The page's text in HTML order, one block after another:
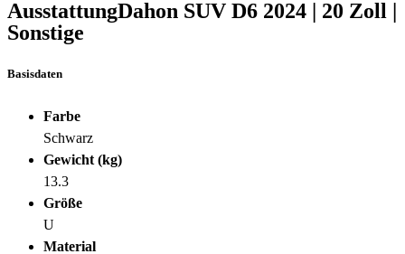
AusstattungDahon SUV D6 2024 20 Zoll
Sonstige
Basisdaten
Farbe
Schwarz
Gewicht (kg)
13.3
Größe
U
Material